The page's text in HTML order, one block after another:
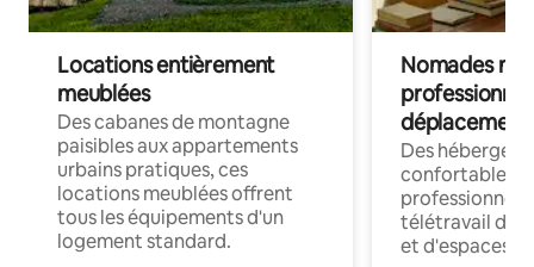
Locations entièrement
meublées
Des cabanes de montagne
paisibles aux appartements
urbains pratiques, ces
locations meublées offrent
tous les équipements d'un
logement standard.
Nomades
déplacement
Des
confortables
professionnels
télétravail
et d'espaces